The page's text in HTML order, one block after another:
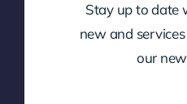
Stay up to date
new and
our